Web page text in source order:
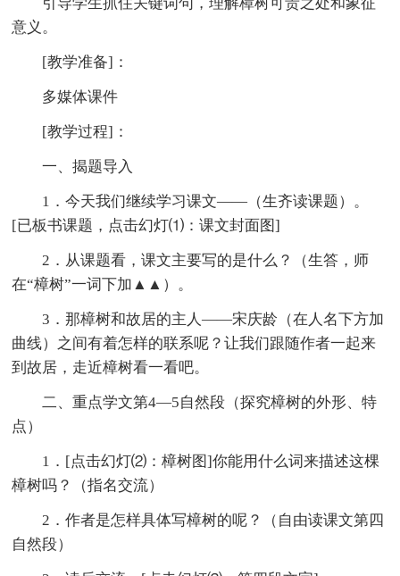
意义。
[教学准备]：
多媒体课件
[教学过程]：
一、揭题导入
1．今天我们继续学习课文——（生齐读课题）。
[已板书课题，点击幻灯⑴：课文封面图]
2．从课题看，课文主要写的是什么？（生答，师
在“樟树”一词下加▲▲）。
3．那樟树和故居的主人——宋庆龄（在人名下方加
曲线）之间有着怎样的联系呢？让我们跟随作者一起来
到故居，走近樟树看一看吧。
二、重点学文第4—5自然段（探究樟树的外形、特
点）
1．[点击幻灯⑵：樟树图]你能用什么词来描述这棵
樟树吗？（指名交流）
2．作者是怎样具体写樟树的呢？（自由读课文第四
自然段）